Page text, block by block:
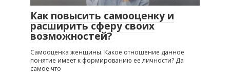
Как повысить самооценку и
расширить сферу своих
возможностей?
Самооценка женщины. Какое отношение данное
понятие имеет к формированию ее личности? Да
самое что